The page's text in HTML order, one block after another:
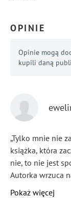
OPINIE
Opinie mogą
kupili daną
„Tylko mnie nie
książka, która
nie, to nie jest
Autorka wrzuca
Justyna Wilk,
Pokaż więcej